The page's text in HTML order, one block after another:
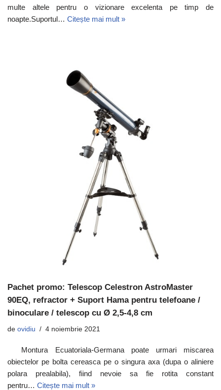
multe altele pentru o vizionare excelenta pe timp de
noapte.Suportul… Citește mai mult »
Pachet promo: Telescop Celestron AstroMaster
90EQ, refractor + Suport Hama pentru telefoane /
binoculare / telescop cu Ø 2,5-4,8 cm
de ovidiu 4 noiembrie 2021
Montura Ecuatoriala-Germana poate urmari miscarea
obiectelor pe bolta cereasca pe o singura axa (dupa o aliniere
polara prealabila), fiind nevoie sa fie rotita constant
pentru… Citește mai mult »